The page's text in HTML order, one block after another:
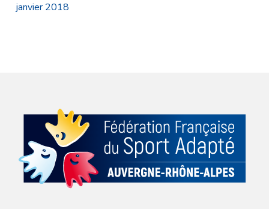
janvier 2018